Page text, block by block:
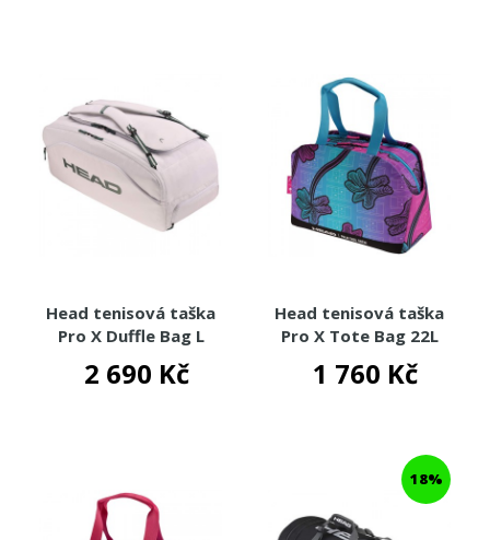
Head tenisová taška
Pro X Duffle Bag L
2 690 Kč
Head tenisová taška
Pro X Tote Bag 22L
Palm Tree Crew
1 760 Kč
18%